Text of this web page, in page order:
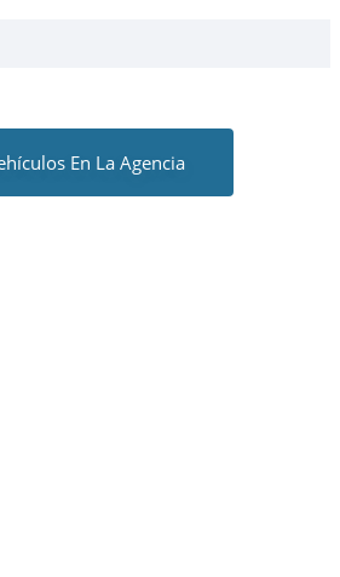
En La Agencia